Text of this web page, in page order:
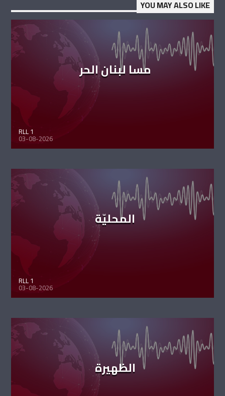
YOU MAY ALSO LIKE
مسا لبنان الحر
RLL 1
03-08-2026
المحليّة
RLL 1
03-08-2026
الظهيرة